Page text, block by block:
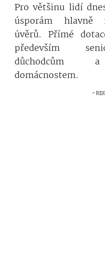
Pro většinu lidí
úsporám hlavně
úvěrů. Přímé
především
důchodcům a
domácnostem.